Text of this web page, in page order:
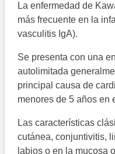
La enfermedad de
más frecuente en la
vasculitis IgA).
Se presenta con una
autolimitada
principal causa de
menores de 5 años en
Las características
cutánea, conjuntivitis,
labios o en la mucosa